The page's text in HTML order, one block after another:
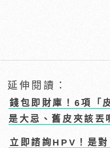
延伸閱讀：
錢包即財庫！6項「
是大忌、舊皮夾該丟
立即諮詢HPV！是